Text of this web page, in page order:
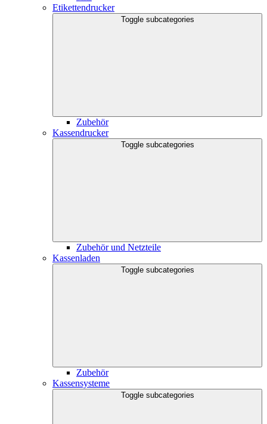
Etikettendrucker
Toggle subcategories
Zubehör
Kassendrucker
Toggle subcategories
Zubehör und Netzteile
Kassenladen
Toggle subcategories
Zubehör
Kassensysteme
Toggle subcategories